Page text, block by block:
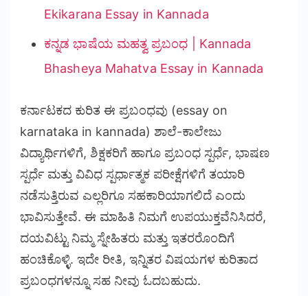
Ekikarana Essay in Kannada
ಕನ್ನಡ ಭಾಷೆಯ ಮಹತ್ವ ಪ್ರಬಂಧ | Kannada
Bhasheya Mahatva Essay in Kannada
ಕರ್ನಾಟಕದ ಕುರಿತ ಈ ಪ್ರಬಂಧವು (essay on
karnataka in kannada) ಶಾಲೆ-ಕಾಲೇಜು
ವಿದ್ಯಾರ್ಥಿಗಳಿಗೆ, ಶಿಕ್ಷಕರಿಗೆ ಹಾಗೂ ಪ್ರಬಂಧ ಸ್ಪರ್ಧೆ, ಭಾಷಣ
ಸ್ಪರ್ಧೆ ಮತ್ತು ವಿವಿಧ ಸ್ಪರ್ಧಾತ್ಮಕ ಪರೀಕ್ಷೆಗಳಿಗೆ ತಯಾರಿ
ನಡೆಸುತ್ತಿರುವ ಎಲ್ಲರಿಗೂ ಸಹಕಾರಿಯಾಗಲಿದೆ ಎಂದು
ಭಾವಿಸುತ್ತೇವೆ. ಈ ಮಾಹಿತಿ ನಿಮಗೆ ಉಪಯುಕ್ತವೆನಿಸಿದರೆ,
ದಯವಿಟ್ಟು ನಿಮ್ಮ ಸ್ನೇಹಿತರು ಮತ್ತು ಇತರರೊಂದಿಗೆ
ಹಂಚಿಕೊಳ್ಳಿ. ಇದೇ ರೀತಿ, ಇನ್ನಿತರ ವಿಷಯಗಳ ಕುರಿತಾದ
ಪ್ರಬಂಧಗಳನ್ನೂ ಸಹ ನೀವು ಓದಬಹುದು.